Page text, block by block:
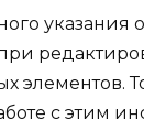
указания
элементов.
с этим